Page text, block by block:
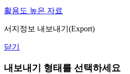
활용도 높은 자료
서지정보 내보내기(Export)
닫기
내보내기 형태를 선택하세요